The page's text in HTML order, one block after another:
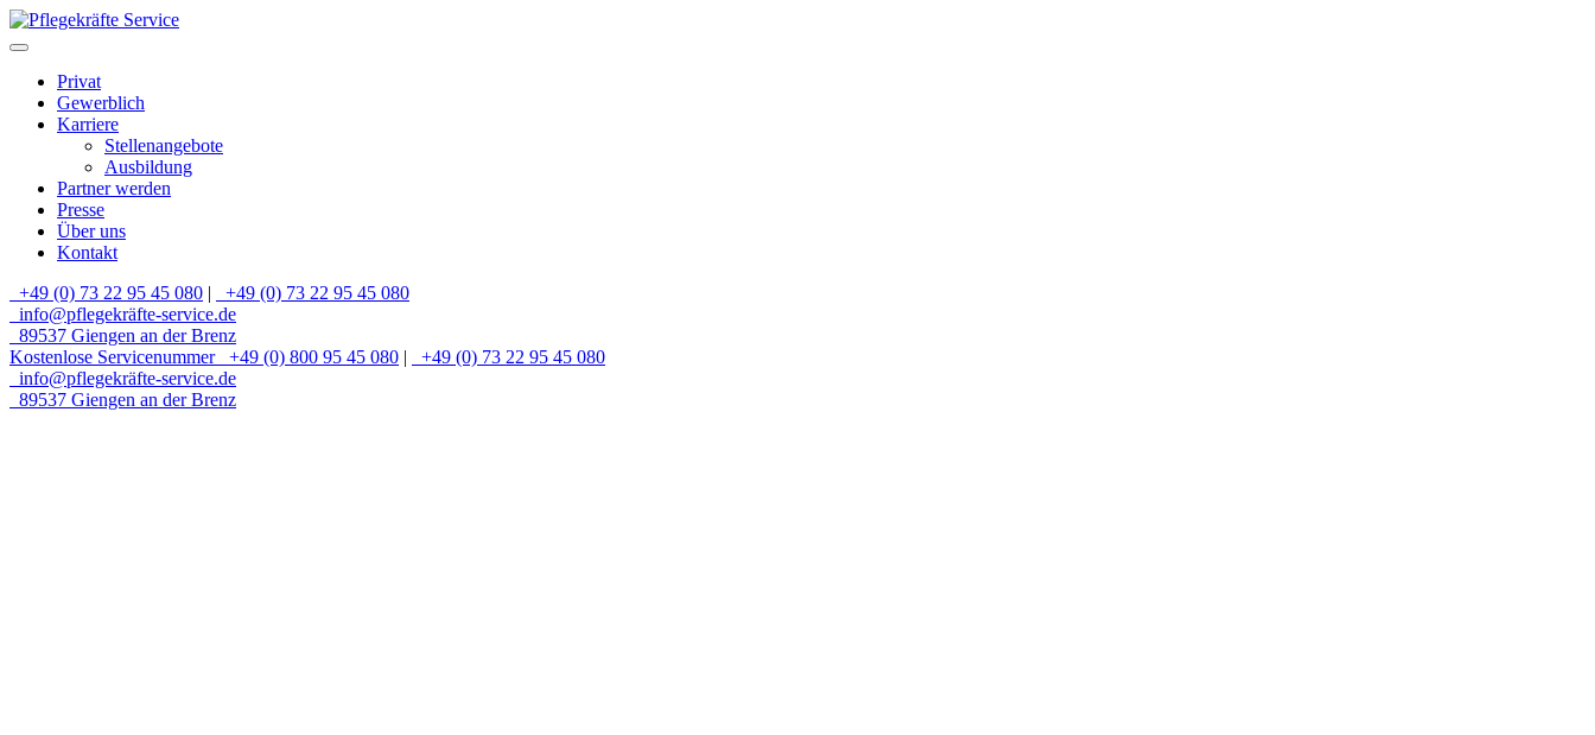
Privat
Gewerblich
Karriere
Stellenangebote
Ausbildung
Partner werden
Presse
Über uns
Kontakt
+49 (0) 73 22 95 45 080 |
+49 (0) 73 22 95 45 080
info@pflegekräfte-service.de
89537 Giengen an der Brenz
Kostenlose Servicenummer
+49 (0) 800 95 45 080 |
+49 (0) 73 22 95 45 080
info@pflegekräfte-service.de
89537 Giengen an der Brenz